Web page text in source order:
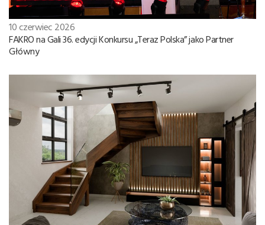
10 czerwiec 2026
FAKRO na Gali 36. edycji Konkursu „Teraz Polska” jako Partner
Główny